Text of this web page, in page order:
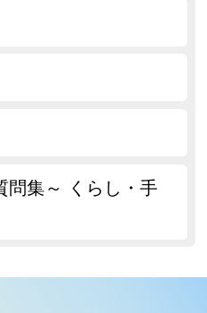
問集～ くらし・手